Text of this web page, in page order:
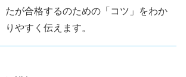
たが合格するのための「コツ」をわか
りやすく伝えます。